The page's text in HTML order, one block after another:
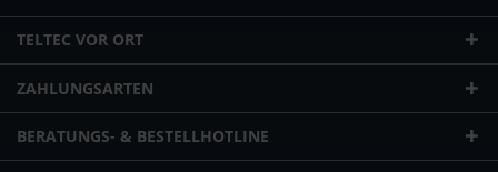
TELTEC VOR ORT
ZAHLUNGSARTEN
BERATUNGS- & BESTELLHOTLINE